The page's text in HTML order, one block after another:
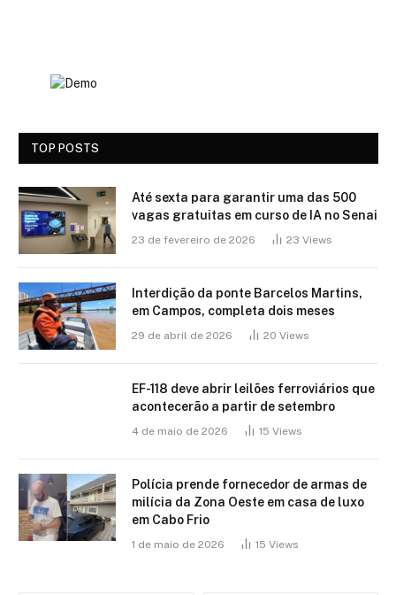
TOP POSTS
Até sexta para garantir uma das 500
vagas gratuitas em curso de IA no Senai
23 de fevereiro de 2026 23 Views
Interdição da ponte Barcelos Martins,
em Campos, completa dois meses
29 de abril de 2026 20 Views
EF-118 deve abrir leilões ferroviários que
acontecerão a partir de setembro
4 de maio de 2026 15 Views
Polícia prende fornecedor de armas de
milícia da Zona Oeste em casa de luxo
em Cabo Frio
1 de maio de 2026 15 Views